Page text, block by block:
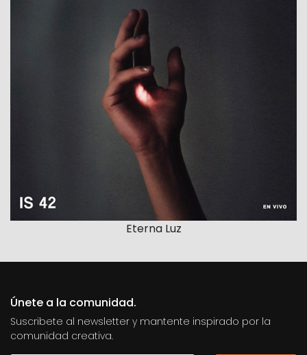
Eterna Luz
Únete a la comunidad.
Suscribete al newsletter y mantente inspirado por la
comunidad creativa.